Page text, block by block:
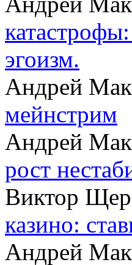
эгоизм.
Андрей
мейнстрим
Андрей
рост
Виктор
казино:
Андрей